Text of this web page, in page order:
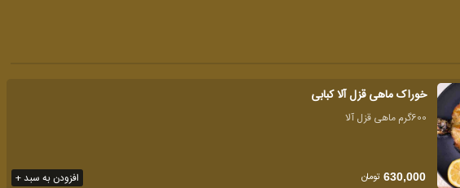
خوراک ماهی قزل آلا کبابی
600گرم ماهی قزل آلا
افزودن به سبد + 630,000 تومان